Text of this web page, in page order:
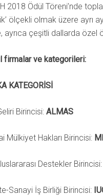
2018 Ödül Töreni’nde
ölçekli olmak üzere ayrı
ayrıca çeşitli dallarda özel
firmalar ve kategorileri:
KATEGORİSİ
Birincisi: ALMAS
Mülkiyet Hakları Birincisi:
Destekler Birincisi:
Sanayi İş Birliği Birincisi: